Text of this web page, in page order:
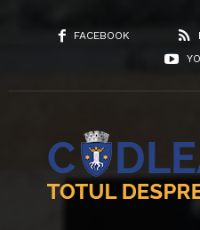
FACEBOOK